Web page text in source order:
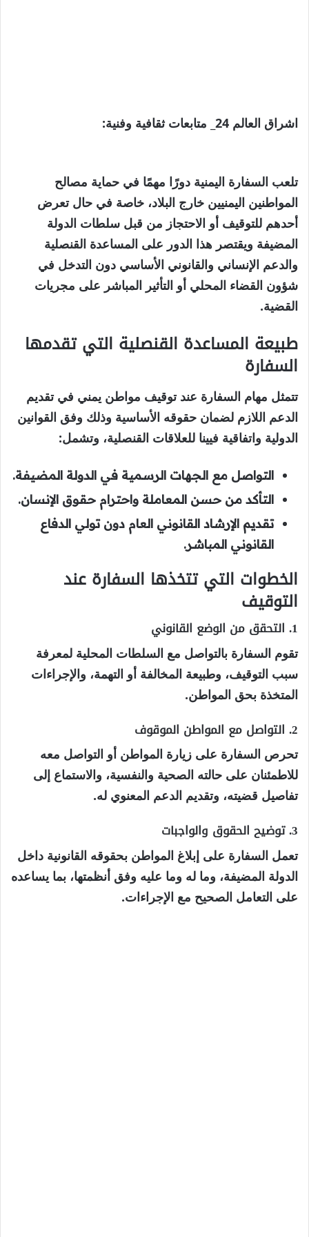
اشراق العالم 24_ متابعات ثقافية وفنية:
تلعب السفارة اليمنية دورًا مهمًا في حماية مصالح
المواطنين اليمنيين خارج البلاد، خاصة في حال تعرض
أحدهم للتوقيف أو الاحتجاز من قبل سلطات الدولة
المضيفة ويقتصر هذا الدور على المساعدة القنصلية
والدعم الإنساني والقانوني الأساسي دون التدخل في
شؤون القضاء المحلي أو التأثير المباشر على مجريات
القضية.
طبيعة المساعدة القنصلية التي تقدمها
السفارة
تتمثل مهام السفارة عند توقيف مواطن يمني في تقديم
الدعم اللازم لضمان حقوقه الأساسية وذلك وفق القوانين
الدولية واتفاقية فيينا للعلاقات القنصلية، وتشمل:
التواصل مع الجهات الرسمية في الدولة المضيفة.
التأكد من حسن المعاملة واحترام حقوق الإنسان.
تقديم الإرشاد القانوني العام دون تولي الدفاع
القانوني المباشر.
الخطوات التي تتخذها السفارة عند
التوقيف
1. التحقق من الوضع القانوني
تقوم السفارة بالتواصل مع السلطات المحلية لمعرفة
سبب التوقيف، وطبيعة المخالفة أو التهمة، والإجراءات
المتخذة بحق المواطن.
2. التواصل مع المواطن الموقوف
تحرص السفارة على زيارة المواطن أو التواصل معه
للاطمئنان على حالته الصحية والنفسية، والاستماع إلى
تفاصيل قضيته، وتقديم الدعم المعنوي له.
3. توضيح الحقوق والواجبات
تعمل السفارة على إبلاغ المواطن بحقوقه القانونية داخل
الدولة المضيفة، وما له وما عليه وفق أنظمتها، بما يساعده
على التعامل الصحيح مع الإجراءات.